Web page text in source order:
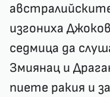
изгониха
седмица да
Змиянац и
пиете ракия и